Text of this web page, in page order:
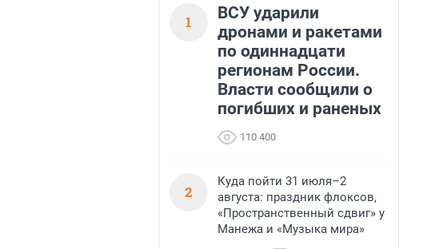
1
ВСУ ударили
дронами и ракетами
по одиннадцати
регионам России.
Власти сообщили о
погибших и раненых
110 400
2
Куда пойти 31 июля–2
августа: праздник флоксов,
«Пространственный сдвиг» у
Манежа и «Музыка мира»